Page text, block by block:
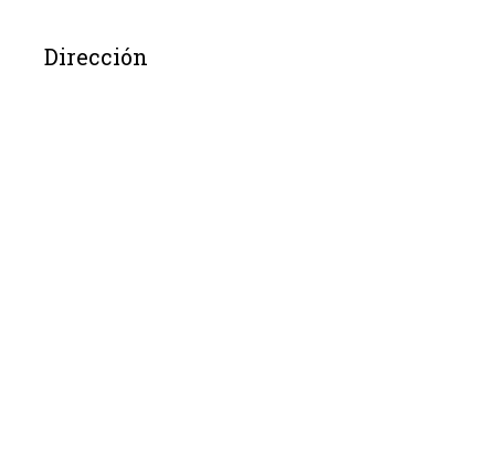
Dirección